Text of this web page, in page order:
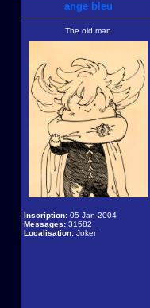
ange bleu
The old man
Inscription: 05 Jan 2004
Messages: 31582
Localisation: Joker